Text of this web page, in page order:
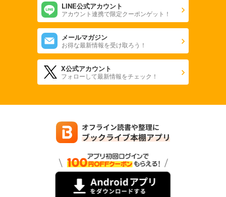
LINE公式アカウント
アカウント連携で限定クーポンゲット！
メールマガジン
お得な最新情報を受け取ろう！
X公式アカウント
フォローして最新情報をチェック！